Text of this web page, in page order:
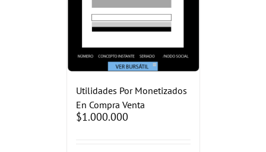
Utilidades Por Monetizados
En Compra Venta
$1.000.000